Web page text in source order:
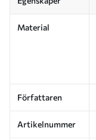
Material
Författaren
Artikelnummer